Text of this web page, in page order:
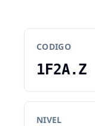
CODIGO
1F2A.Z
NIVEL